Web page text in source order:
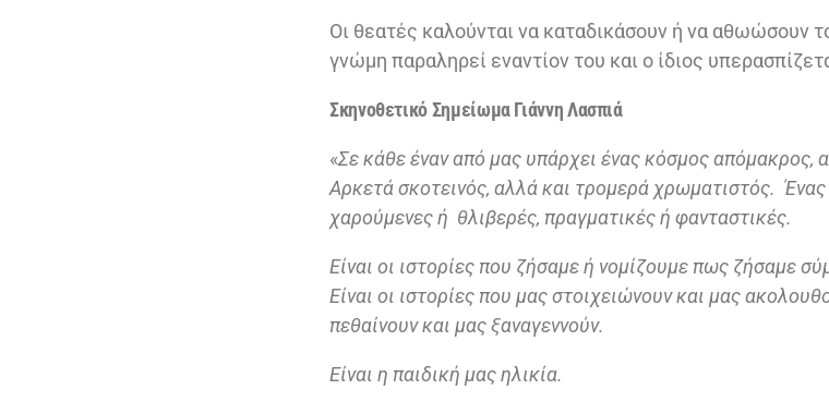
Οι θεατές καλούνται να καταδικάσουν ή να αθωώσουν
γνώμη παραληρεί εναντίον του και ο ίδιος
Σκηνοθετικό Σημείωμα Γιάννη Λασπιά
«Σε κάθε έναν από μας υπάρχει ένας κόσμος απόμακρος,
Αρκετά σκοτεινός, αλλά και τρομερά χρωματιστός.
χαρούμενες ή θλιβερές, πραγματικές ή φανταστικές.
Είναι οι ιστορίες που ζήσαμε ή νομίζουμε πως ζήσαμε
Είναι οι ιστορίες που μας στοιχειώνουν και μας
πεθαίνουν και μας ξαναγεννούν.
Είναι η παιδική μας ηλικία.